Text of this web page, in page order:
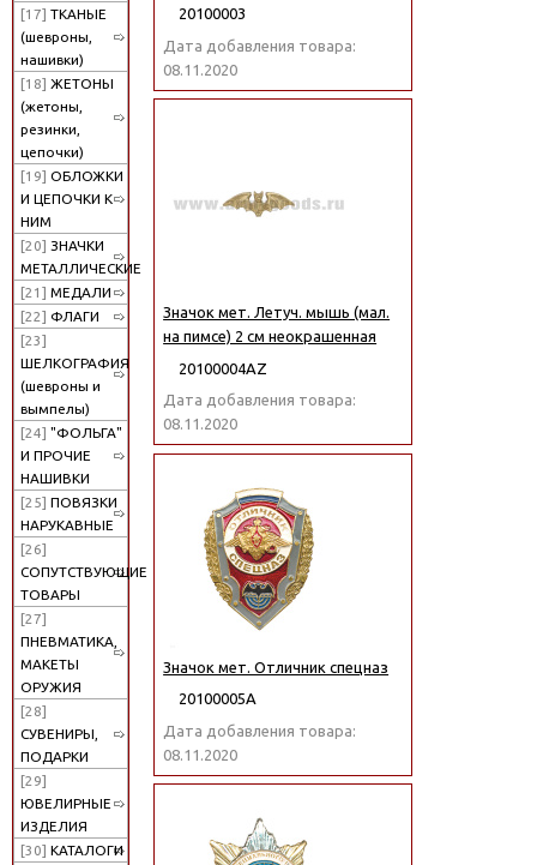
[17] ТКАНЫЕ
(шевроны,
нашивки)
[18] ЖЕТОНЫ
(жетоны,
резинки,
цепочки)
[19] ОБЛОЖКИ
И ЦЕПОЧКИ К
НИМ
[20] ЗНАЧКИ
МЕТАЛЛИЧЕСКИЕ
[21] МЕДАЛИ
[22] ФЛАГИ
[23]
ШЕЛКОГРАФИЯ
(шевроны и
вымпелы)
[24] "ФОЛЬГА"
И ПРОЧИЕ
НАШИВКИ
[25] ПОВЯЗКИ
НАРУКАВНЫЕ
[26]
СОПУТСТВУЮЩИЕ
ТОВАРЫ
[27]
ПНЕВМАТИКА,
МАКЕТЫ
ОРУЖИЯ
[28]
СУВЕНИРЫ,
ПОДАРКИ
[29]
ЮВЕЛИРНЫЕ
ИЗДЕЛИЯ
[30] КАТАЛОГИ
20100003
Дата добавления товара:
08.11.2020
Значок мет. Летуч. мышь (мал.
на пимсе) 2 см неокрашенная
20100004АZ
Дата добавления товара:
08.11.2020
Значок мет. Отличник спецназ
20100005А
Дата добавления товара:
08.11.2020